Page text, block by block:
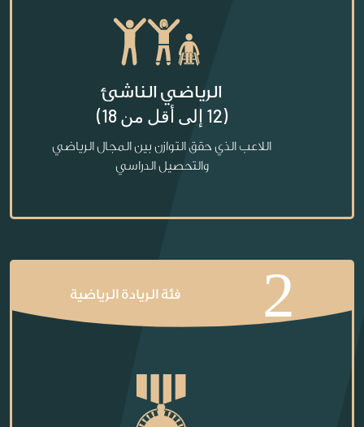
الرياضي الناشئ
(12 إلى أقل من 18)
اللاعب الذي حقق التوازن بين المجال الرياضي
والتحصيل الدراسي
2 فئة الريادة الرياضية